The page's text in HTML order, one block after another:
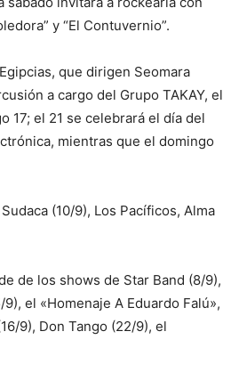
y “El Contuvernio”.
que dirigen Seomara
a cargo del Grupo TAKAY, el
17; el 21 se celebrará el día del
mientras que el domingo
(10/9), Los Pacíficos, Alma
de los shows de Star Band (8/9),
el «Homenaje A Eduardo Falú»,
9), Don Tango (22/9), el